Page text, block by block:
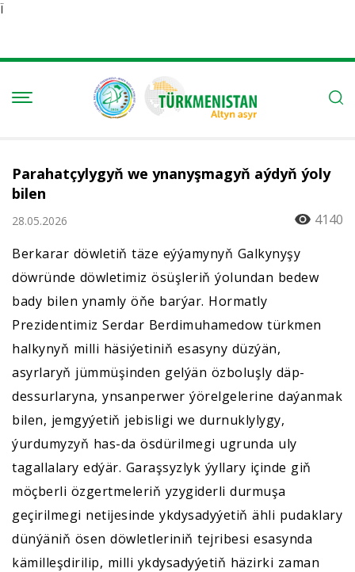
Ï
Parahatçylygyň we ynanyşmagyň aýdyň ýoly
bilen
28.05.2026
4140
Berkarar döwletiň täze eýýamynyň Galkynyşy
döwründe döwletimiz ösüşleriň ýolundan bedew
bady bilen ynamly öňe barýar. Hormatly
Prezidentimiz Serdar Berdimuhamedow türkmen
halkynyň milli häsiýetiniň esasyny düzýän,
asyrlaryň jümmüşinden gelýän özboluşly däp-
dessurlaryna, ynsanperwer ýörelgelerine daýanmak
bilen, jemgyýetiň jebisligi we durnuklylygy,
ýurdumyzyň has-da ösdürilmegi ugrunda uly
tagallalary edýär. Garaşsyzlyk ýyllary içinde giň
möçberli özgertmeleriň yzygiderli durmuşa
geçirilmegi netijesinde ykdysadyýetiň ähli pudaklary
dünýäniň ösen döwletleriniň tejribesi esasynda
kämilleşdirilip, milli ykdysadyýetiň häzirki zaman